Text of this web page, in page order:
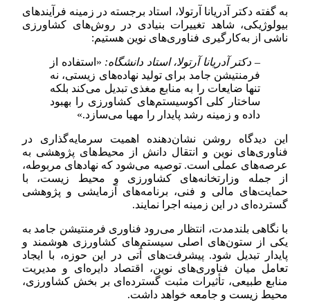
به گفته دکتر آدریانا آرتولا، استاد برجسته در زمینه فرآیندهای
بیولوژیکی، شاهد تغییرات بنیادی در روش‌های کشاورزی
ناشی از به‌کارگیری فناوری‌های نوین هستیم:
– دکتر آدریانا آرتولا، استاد دانشگاه: «استفاده از
فرمنتیشن جامد برای تولید نهاده‌های زیستی، نه
تنها ضایعات را به منابع مغذی تبدیل می‌کند بلکه
ساختار کلی اکوسیستم‌های کشاورزی را بهبود
داده و زمینه رشد پایدار را مهیا می‌سازد.»
این دیدگاه روشن نشان‌دهنده اهمیت سرمایه‌گذاری در
فناوری‌های نوین و انتقال دانش از محیط‌های پژوهشی به
عرصه‌های عملی است. توصیه می‌شود که نهادهای مربوطه،
از جمله وزارتخانه‌های کشاورزی و محیط زیست، با
حمایت‌های مالی و فنی، برنامه‌های آزمایشی و پژوهشی
گسترده‌ای در این زمینه اجرا نمایند.
با نگاهی بلندمدت، انتظار می‌رود فناوری فرمنتیشن جامد به
یکی از ستون‌های اصلی سیستم‌های کشاورزی هوشمند و
پایدار تبدیل شود. پیشرفت‌های آتی در این حوزه، با ایجاد
تعامل میان فناوری‌های نوین، اقتصاد دایره‌ای و مدیریت
منابع طبیعی، تأثیرات مثبت گسترده‌ای بر بخش کشاورزی،
محیط زیست و جامعه خواهد داشت.